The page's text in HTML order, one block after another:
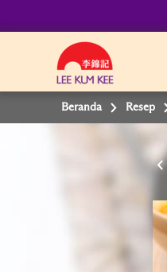
Beranda Resep